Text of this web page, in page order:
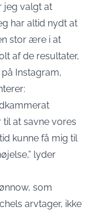
jeg valgt at
har altid nydt at
stor ære i at
af de resultater,
Instagram,
til at savne vores
kunne få mig til
lyder
som
arvtager, ikke